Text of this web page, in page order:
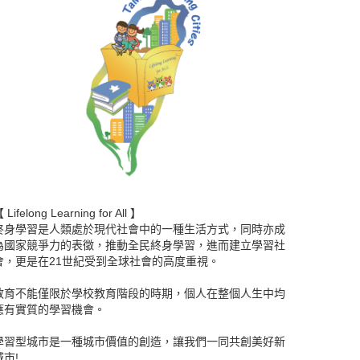
Lifelong Learning for All 】
身學習是人類處於現代社會中的一種生活方式，同時亦成
國家競爭力的表徵，推動全民終身學習，進而建立學習社
，更是在21世紀受到全球社會的高度重視。
育不能僅限於學校教育階段的時期，個人在整個人生中均
有實質的學習機會。
習型城市是一種城市價值的創造，讓我們一同共創美好新